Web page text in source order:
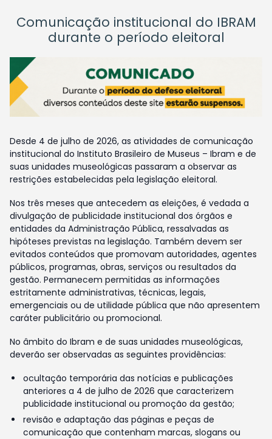
Comunicação institucional do IBRAM
durante o período eleitoral
Desde 4 de julho de 2026, as atividades de comunicação
institucional do Instituto Brasileiro de Museus – Ibram e de
suas unidades museológicas passaram a observar as
restrições estabelecidas pela legislação eleitoral.
Nos três meses que antecedem as eleições, é vedada a
divulgação de publicidade institucional dos órgãos e
entidades da Administração Pública, ressalvadas as
hipóteses previstas na legislação. Também devem ser
evitados conteúdos que promovam autoridades, agentes
públicos, programas, obras, serviços ou resultados da
gestão. Permanecem permitidas as informações
estritamente administrativas, técnicas, legais,
emergenciais ou de utilidade pública que não apresentem
caráter publicitário ou promocional.
No âmbito do Ibram e de suas unidades museológicas,
deverão ser observadas as seguintes providências:
ocultação temporária das notícias e publicações
anteriores a 4 de julho de 2026 que caracterizem
publicidade institucional ou promoção da gestão;
revisão e adaptação das páginas e peças de
comunicação que contenham marcas, slogans ou